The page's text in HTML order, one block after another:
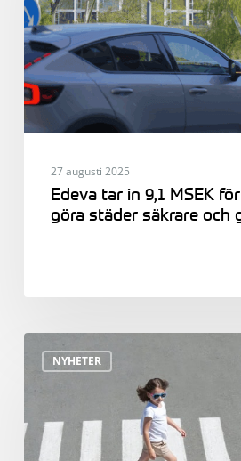
för
att
fortsätta
göra
grönare
27 augusti 2025
Edeva tar in 9,1 MSEK
göra städer säkrare och
NYHETER
söker
affärsutvecklingschef